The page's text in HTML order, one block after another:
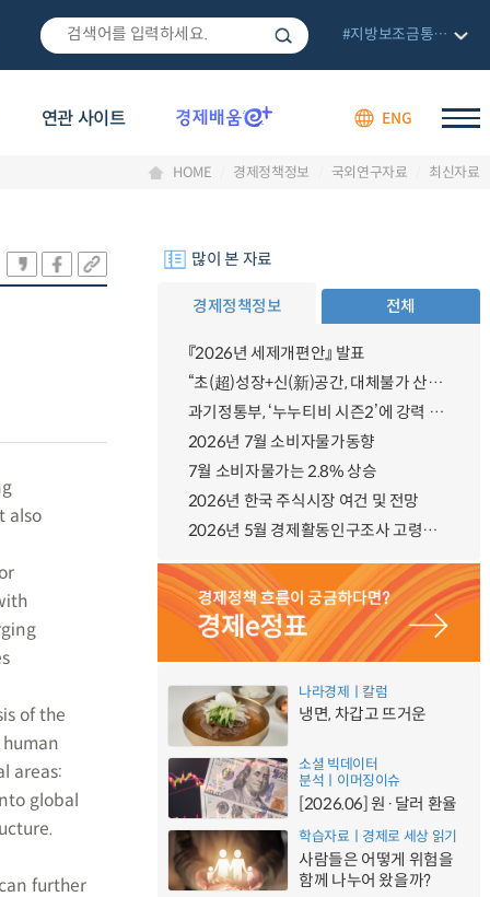
연관 사이트 ENG
#지방보조금통합관리망
HOME 경제정책정보 국외연구자료 최신자료
also
of the
areas:
global
further
많이 본 자료
경제정책정보 전체
『2026년 세제개편안』 발표
“초(超)성장+신(新)공간, 대체불가 산업강국”
과기정통부, ‘누누티비 시즌2’에 강력 대응 의지 밝혀
2026년 7월 소비자물가동향
7월 소비자물가는 2.8% 상승
2026년 한국 주식시장 여건 및 전망
2026년 5월 경제활동인구조사 고령층 부가조사 결과
나라경제ㅣ칼럼
냉면, 차갑고 뜨거운
소셜 빅데이터
분석ㅣ이머징이슈
[2026.06] 원·달러 환율
학습자료ㅣ경제로 세상 읽기
사람들은 어떻게 위험을
함께 나누어 왔을까?